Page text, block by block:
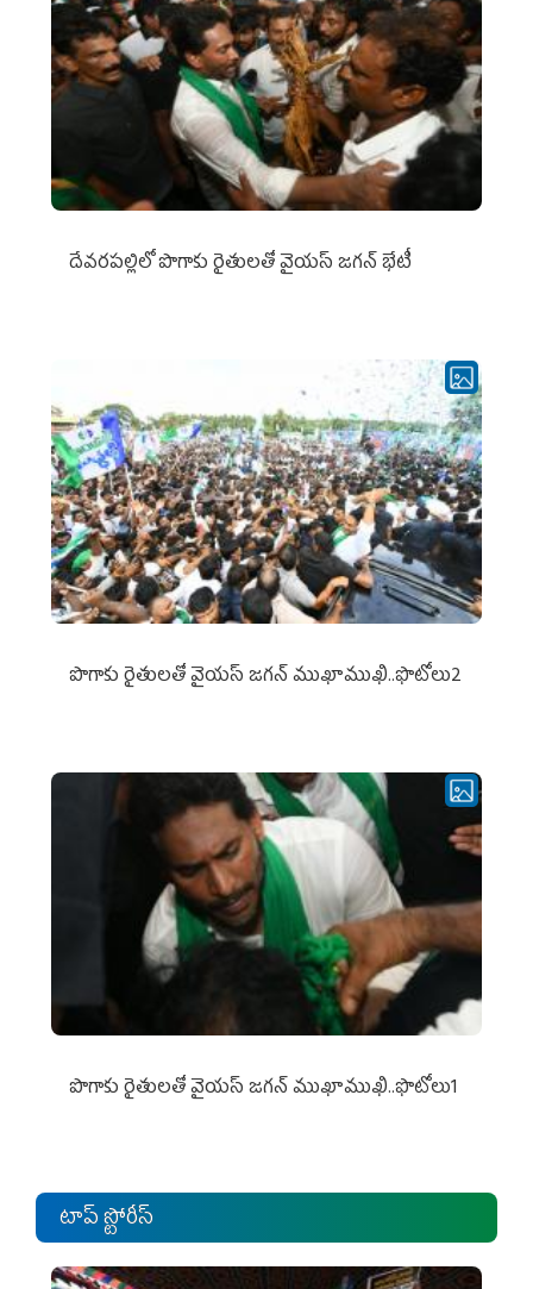
దేవరపల్లిలో పొగాకు రైతులతో వైయస్ జగన్ భేటీ
పొగాకు రైతుల‌తో వైయ‌స్ జ‌గ‌న్ ముఖాముఖి..ఫొటోలు2
పొగాకు రైతుల‌తో వైయ‌స్ జ‌గ‌న్ ముఖాముఖి..ఫొటోలు1
టాప్ స్టోరీస్